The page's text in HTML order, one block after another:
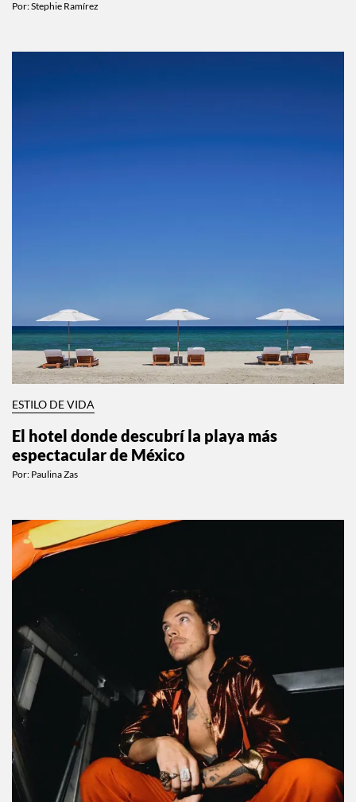
Por:Stephie Ramírez
ESTILO DE VIDA
El hotel donde descubrí la playa más
espectacular de México
Por: Paulina Zas